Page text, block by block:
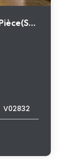
Maison Montfort Sur Argens 6 Pièce(s) 140 M2
V02832